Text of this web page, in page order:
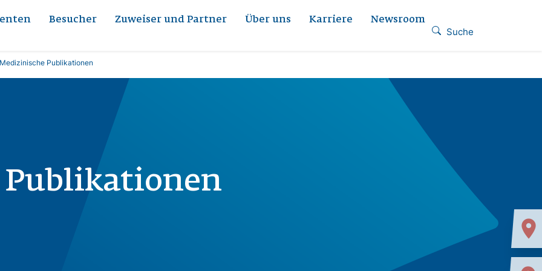
Besucher Zuweiser und Partner Über uns Karriere Newsroom
Suche
Medizinische Publikationen
location_on